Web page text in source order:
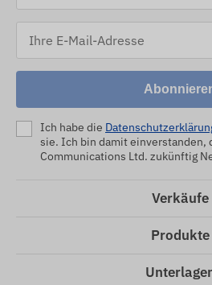
Ich habe die
sie. Ich bin damit einverstanden,
Communications Ltd. zukünftig
Verkäufe
Produkte